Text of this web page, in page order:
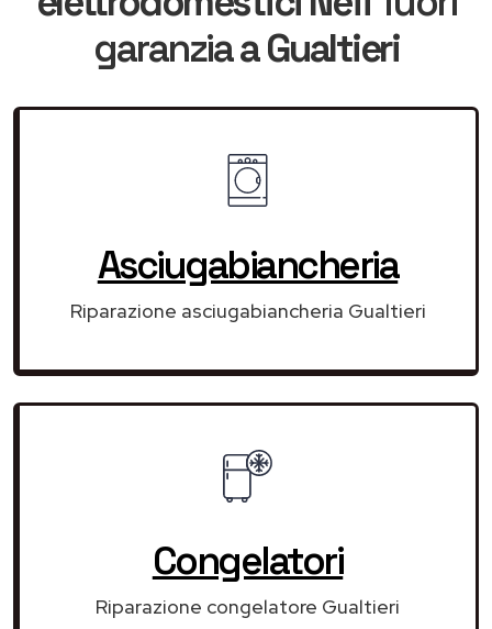
garanziaa Gualtieri
Asciugabiancheria
Riparazione asciugabiancheria Gualtieri
Congelatori
Riparazione congelatore Gualtieri